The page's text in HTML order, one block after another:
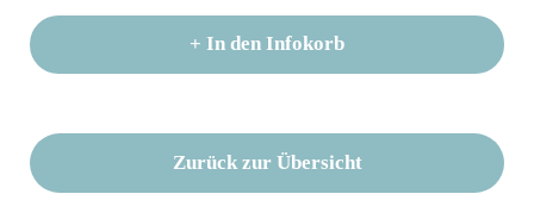
+ In den Infokorb
Zurück zur Übersicht